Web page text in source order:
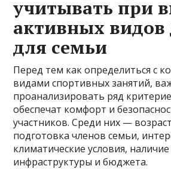
учитывать при
активных видов
для семьи
Перед тем как определиться с
видами спортивных занятий,
проанализировать ряд
обеспечат комфорт и
участников. Среди них —
подготовка членов семьи,
климатические условия,
инфраструктуры и бюджета.